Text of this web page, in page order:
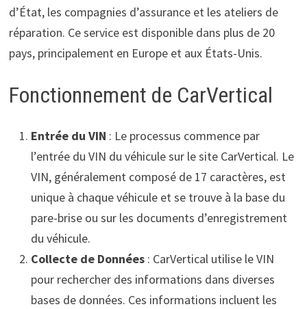
d’État, les compagnies d’assurance et les ateliers de
réparation. Ce service est disponible dans plus de 20
pays, principalement en Europe et aux États-Unis.
Fonctionnement de CarVertical
Entrée du VIN : Le processus commence par
l’entrée du VIN du véhicule sur le site CarVertical. Le
VIN, généralement composé de 17 caractères, est
unique à chaque véhicule et se trouve à la base du
pare-brise ou sur les documents d’enregistrement
du véhicule.
Collecte de Données: CarVertical utilise le VIN
pour rechercher des informations dans diverses
bases de données. Ces informations incluent les